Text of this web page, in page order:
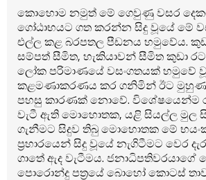
කොහොම නමුත් මේ ගෙවුණු වසර
ගෝඨාභයට ගත කරන්න සිදු වූයේ මේ
එල්ල කළ බරපතල පීඩනය හමුවේය.
සම්පත් සීමිත, හැකියාවන් සීමිත කුඩා
ලෝක පරිමාණයේ වසංගතයක් හමුවේ වූ
කළමණාකරණය කර ගනිමින් ඊට මුහුණ
පහසු කාරණක් නොවේ. විශේෂයෙන්ම
වැටී ඇති මොහොතක, යළි සියල්ල මුල
ගැනීමට සිදුව තිබු මොහොතක මේ
ප්‍රහාරයෙන් සිදු වූයේ නැගිටීමට වෙර
ගාතේ ඇද වැටීමය. ජනාධිපතිවරයාගේ
පොරොන්දු පත්‍රයේ බොහෝ කොටස්